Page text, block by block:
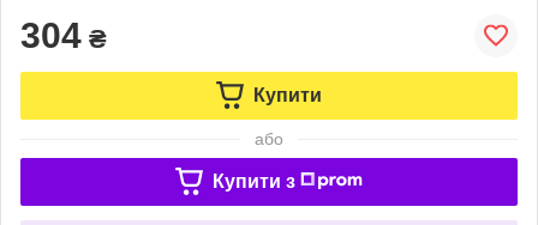
304 ₴
Купити
або
Купити з